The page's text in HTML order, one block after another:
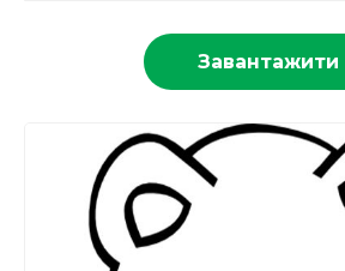
Завантажити